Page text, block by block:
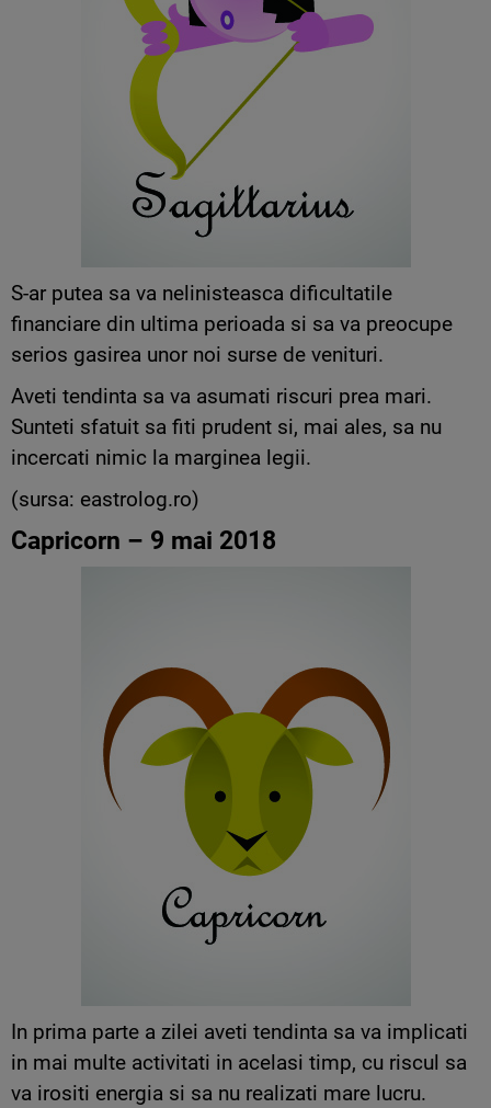
S-ar putea sa va nelinisteasca dificultatile
financiare din ultima perioada si sa va preocupe
serios gasirea unor noi surse de venituri.
Aveti tendinta sa va asumati riscuri prea mari.
Sunteti sfatuit sa fiti prudent si, mai ales, sa nu
incercati nimic la marginea legii.
(sursa: eastrolog.ro)
Capricorn – 9 mai 2018
In prima parte a zilei aveti tendinta sa va implicati
in mai multe activitati in acelasi timp, cu riscul sa
va irositi energia si sa nu realizati mare lucru.